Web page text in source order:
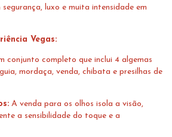
luxo e muita intensidade em
Vegas:
conjunto completo que inclui 4 algemas
mordaça, venda, chibata e presilhas de
A venda para os olhos isola a visão,
a sensibilidade do toque e a